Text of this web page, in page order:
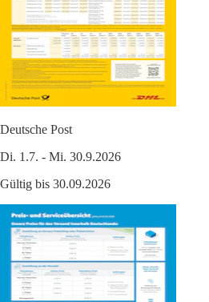
Deutsche Post
Di. 1.7. - Mi. 30.9.2026
Gültig bis 30.09.2026